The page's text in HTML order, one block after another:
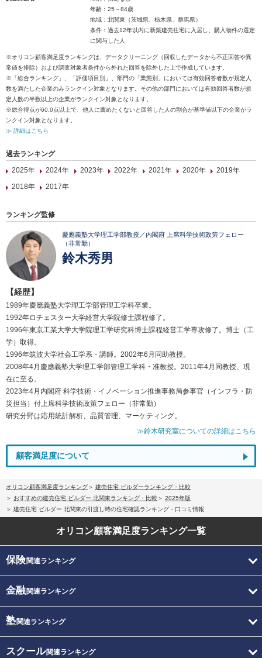
年齢：25～84歳
地域：北関東（茨城県、栃木県、群馬県）
条件：過去12年以内に新築建売住宅に入居し、購入物件の選定
に関与した人
※オリコン顧客満足度ランキングは、データクリーニング（回収したデータから不正回答や異
常値を排除）および調査対象者条件から外れた回答を除外した上で作成しています。
※「総合ランキング」、「評価項目別」、部門の「業態別」においては有効回答者数が規定人
数を満たした企業のみランクイン対象となります。その他の部門においては有効回答者数が規
定人数の半数以上の企業がランクイン対象となります。
※総合得点が60.0点以上で、他人に薦めたくないと回答した人の割合が基準値以下の企業がラ
ンクイン対象となります。
≫ 詳細はこちら
過去ランキング
2025年
2024年 2023年 2022年 2021年 2020年
2019年
2018年
2017年
ランキング監修
慶應義塾大学理工学部教授／内閣府 上席科学技術政策フェロー
（非常勤）
鈴木秀男
【経歴】
1989年慶應義塾大学理工学部管理工学科卒業。
1992年ロチェスター大学経営大学院修士課程修了。
1996年東京工業大学大学院理工学研究科博士課程経営工学専攻修了。博士（工
学）取得。
1996年筑波大学社会工学系・講師。2002年6月同助教授。
2008年4月慶應義塾大学理工学部管理工学科・准教授。2011年4月同教授、現
在に至る。
2023年4月内閣府 科学技術・イノベーション推進事務局参事官（インフラ・防
災担当）付上席科学技術政策フェロー（非常勤）
研究分野は応用統計解析、品質管理、マーケティング。
≫鈴木研究室についての詳細はこちら
顧客満足度について
オリコン顧客満足度ランキング
建売住宅 ビルダーランキング・比較
おすすめの建売住宅 ビルダー 北関東ランキング・比較
2025年版
建売住宅 ビルダー 北関東の引渡し時の住宅確認ランキング・口コミ情報
オリコン顧客満足度ランキング一覧
保険関連ランキング
金融関連ランキング
塾関連ランキング
スクール関連ランキング